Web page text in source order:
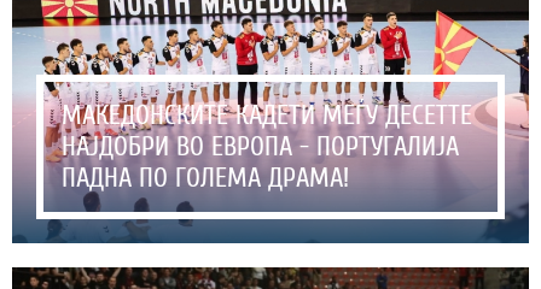
МАКЕДОНСКИТЕ КАДЕТИ МЕЃУ ДЕСЕТТЕ
НАЈДОБРИ ВО ЕВРОПА - ПОРТУГАЛИЈА
ПАДНА ПО ГОЛЕМА ДРАМА!